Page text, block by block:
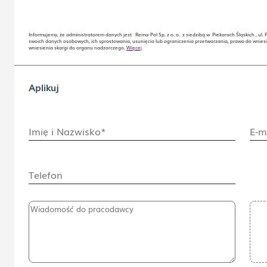
Informujemy, że administratorem danych jest Rema-Pol Sp. z o. o. z siedzibą w Piekarach Śląskich ,
swoich danych osobowych, ich sprostowania, usunięcia lub ograniczenia przetwarzania, prawo do
wniesienia skargi do organu nadzorczego. Więcej
Aplikuj
Imię i Nazwisko* E-
Telefon